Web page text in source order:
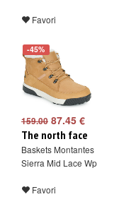
Favori
-45%
159.00 87.45 €
The north face
Baskets Montantes
Sierra Mid Lace Wp
Favori